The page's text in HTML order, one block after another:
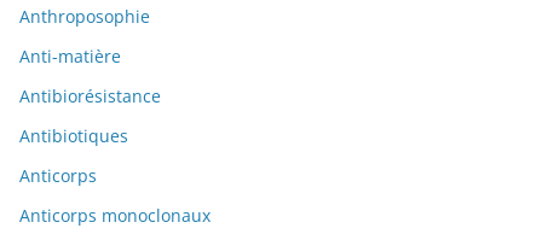
Anthroposophie
Anti-matière
Antibiorésistance
Antibiotiques
Anticorps
Anticorps monoclonaux